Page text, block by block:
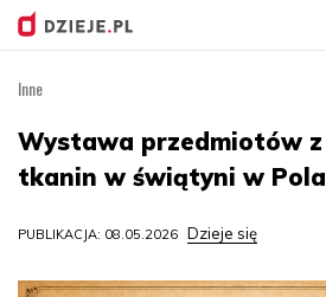
treści
Inne
Wystawa przedmiotów z
tkanin w świątyni w
PUBLIKACJA: 08.05.2026 Dzieje się